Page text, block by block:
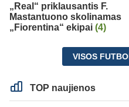
„Real“ priklausantis F.
Mastantuono skolinamas
„Fiorentina“ ekipai (4)
VISOS
TOP naujienos